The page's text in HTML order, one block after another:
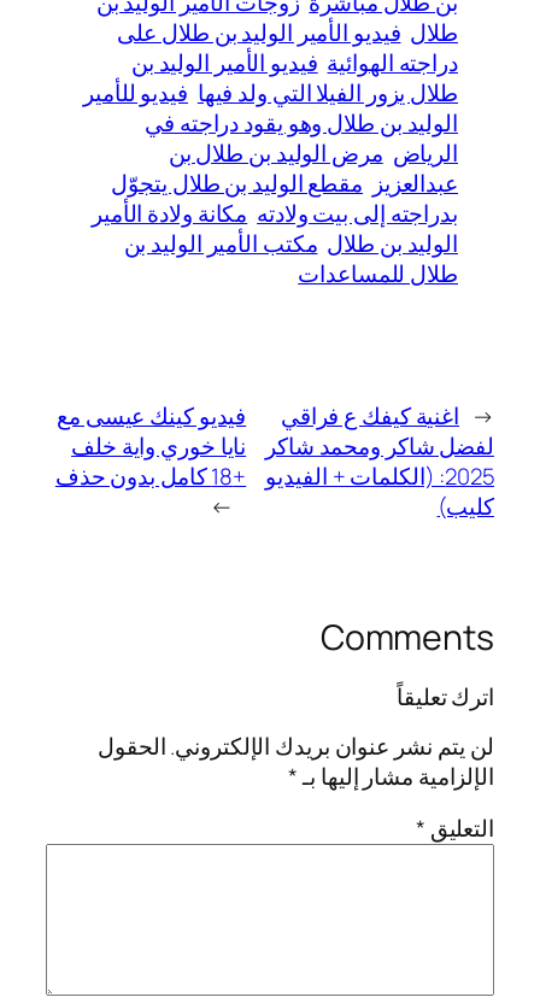
طلال فيديو الأمير الوليد بن طلال على
دراجته الهوائية فيديو الأمير الوليد بن
طلال يزور الفيلا التي ولد فيها فيديو للأمير
الوليد بن طلال وهو يقود دراجته في
الرياض مرض الوليد بن طلال بن
عبدالعزيز مقطع الوليد بن طلال يتجوّل
بدراجته إلى بيت ولادته مكانة ولادة الأمير
الوليد بن طلال مكتب الأمير الوليد بن
طلال للمساعدات
← اغنية كيفك ع فراقي
لفضل شاكر ومحمد شاكر
2025: (الكلمات + الفيديو
كليب)
فيديو كينك عيسى مع
نايا خوري واية خلف
+18 كامل بدون حذف
→
Comments
اترك تعليقاً
لن يتم نشر عنوان بريدك الإلكتروني.الحقول
الإلزامية مشار إليها بـ*
التعليق *